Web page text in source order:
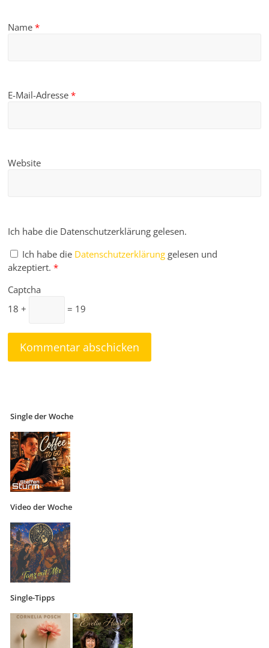
Name*
E-Mail-Adresse*
Website
Ich habe die Datenschutzerklärung gelesen.
Ich habe die Datenschutzerklärung gelesen und
akzeptiert. *
Captcha
18 +
= 19
Single der Woche
Video der Woche
Single-Tipps